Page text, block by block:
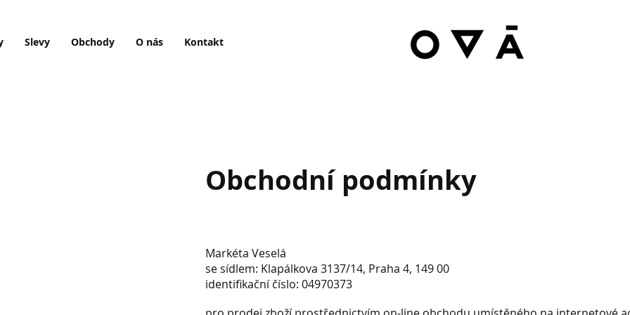
Slevy Obchody O nás Kontakt
Obchodní podmínky
Markéta Veselá
se sídlem: Klapálkova 3137/14, Praha 4, 149 00
identifikační číslo: 04970373